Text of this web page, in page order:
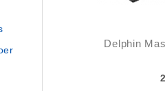
Delphin